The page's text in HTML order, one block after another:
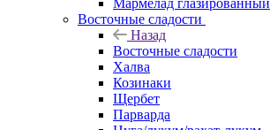
Мармелад глазированный
Восточные сладости
Назад
Восточные сладости
Халва
Козинаки
Щербет
Парварда